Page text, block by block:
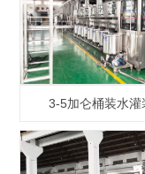
3-5加仑桶装水灌